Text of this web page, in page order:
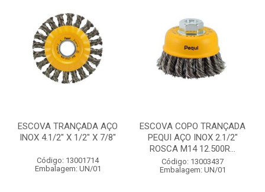
ESCOVA TRANÇADA AÇO
INOX 4.1/2" X 1/2" X 7/8"
Código: 13001714
Embalagem: UN/01
ESCOVA COPO TRANÇADA
PEQUI AÇO INOX 2.1/2"
ROSCA M14 12.500R...
Código: 13003437
Embalagem: UN/01